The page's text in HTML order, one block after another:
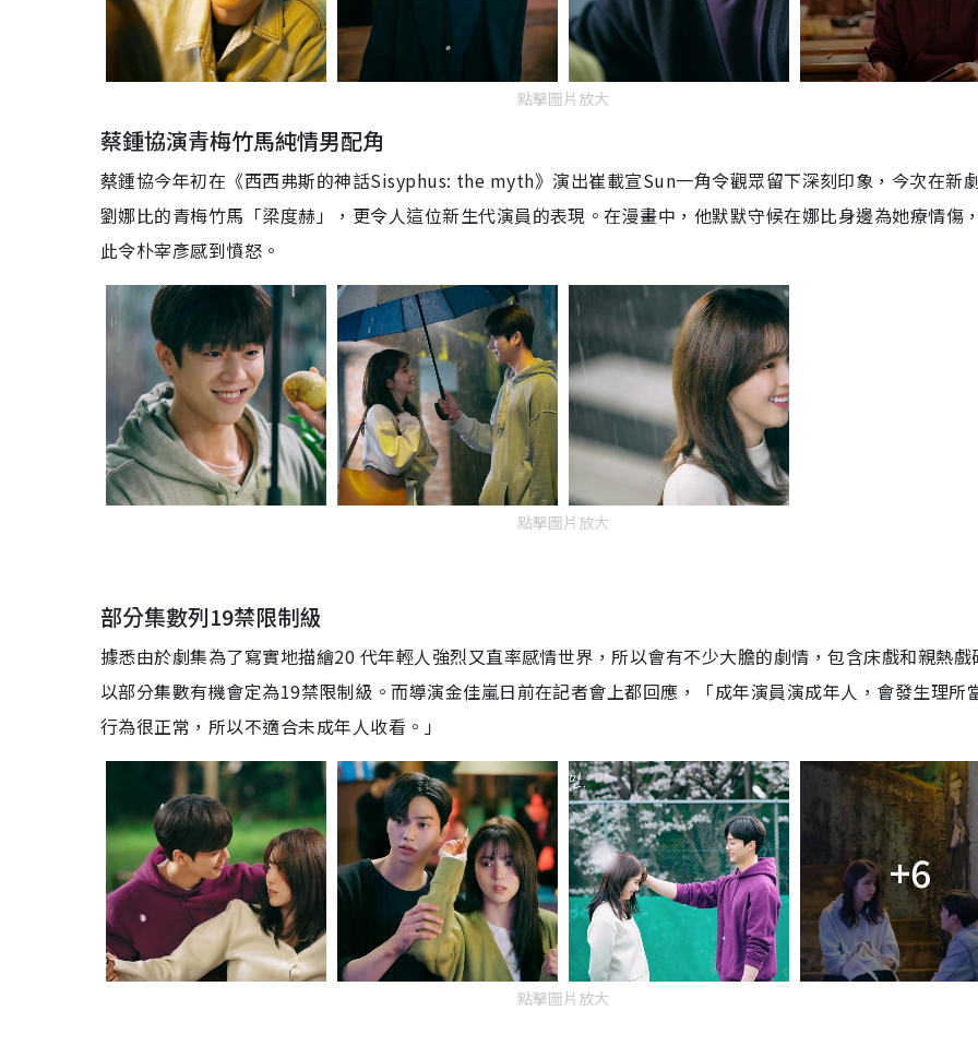
點擊圖片放大
蔡鍾協演青梅竹馬純情男配角
蔡鍾協今年初在《西西弗斯的神話Sisyphus: the myth》演出崔載宣Sun一角令觀眾留下深刻印象，今次在新
劉娜比的青梅竹馬「梁度赫」，更令人這位新生代演員的表現。在漫畫中，他默默守候在娜比身邊為她療情傷
此令朴宰彥感到憤怒。
點擊圖片放大
部分集數列19禁限制級
據悉由於劇集為了寫實地描繪20 代年輕人強烈又直率感情世界，所以會有不少大膽的劇情，包含床戲和親熱戲
以部分集數有機會定為19禁限制級。而導演金佳嵐日前在記者會上都回應，「成年演員演成年人，會發生理所
行為很正常，所以不適合未成年人收看。」
+6
點擊圖片放大